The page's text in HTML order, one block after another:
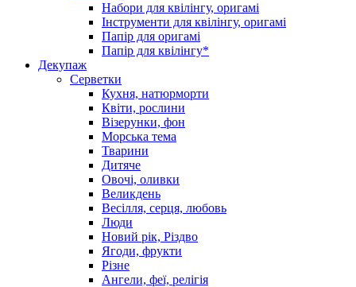
Набори для квілінгу, оригамі
Інструменти для квілінгу, оригамі
Папір для оригамі
Папір для квілінгу*
Декупаж
Серветки
Кухня, натюрморти
Квіти, рослини
Візерунки, фон
Морська тема
Тварини
Дитяче
Овочі, оливки
Великдень
Весілля, серця, любовь
Люди
Новий рік, Різдво
Ягоди, фрукти
Різне
Ангели, феї, релігія